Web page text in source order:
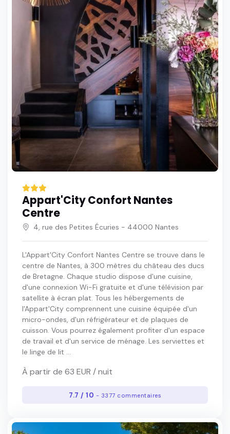
Appart'City Confort Nantes
Centre
4, rue des Petites Écuries - 44000 Nantes
L'Appart'City Confort Nantes Centre se trouve dans le
centre de Nantes, à 300 mètres du château des ducs
de Bretagne. Chaque studio dispose d'une cuisine,
d'une connexion Wi-Fi gratuite et d'une télévision par
satellite à écran plat. Tous les hébergements de
l'Appart'City comprennent une cuisine équipée d'un
micro-ondes, d'un réfrigérateur et de plaques de
cuisson. Vous pourrez également profiter d'un espace
de travail et d'un service de ménage. Les serviettes et
le linge de lit ...
À partir de 63 EUR / nuit
7.7 / 10 - 3377 commentaires